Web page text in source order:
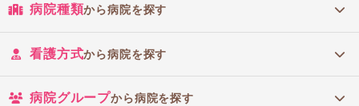
病院種類から病院を探す
看護方式から病院を探す
病院グループから病院を探す